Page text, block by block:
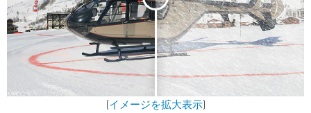
(イメージを拡大表示)